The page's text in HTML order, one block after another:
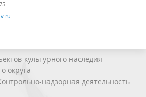
культурного наследия
округа
надзорная деятельность